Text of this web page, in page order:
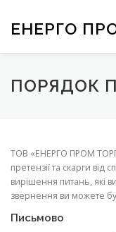
содержимому
ЕНЕРГО
ПОРЯДОК
ТОВ «ЕНЕРГО ПРОМ
претензії та скарги
вирішення питань, які
звернення ви можете
Письмово